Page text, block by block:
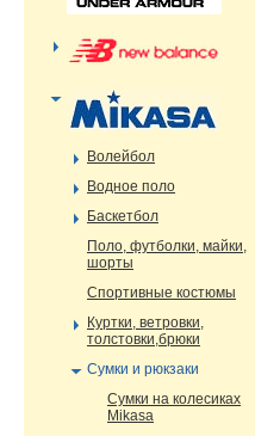
Волейбол
Водное поло
Баскетбол
Поло, футболки, майки,
шорты
Спортивные костюмы
Куртки, ветровки,
толстовки,брюки
Сумки и рюкзаки
Сумки на колесиках
Mikasa